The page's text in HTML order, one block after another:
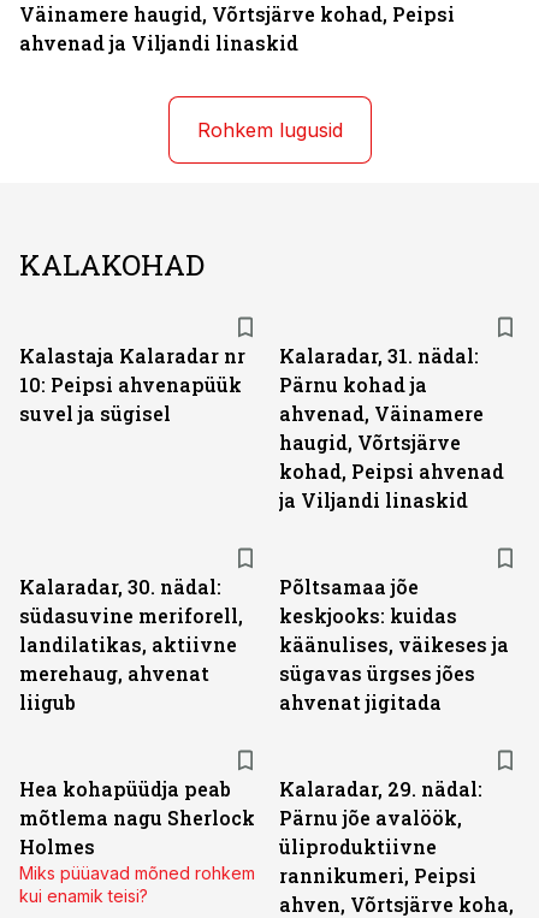
Väinamere haugid, Võrtsjärve kohad, Peipsi
ahvenad ja Viljandi linaskid
Rohkem lugusid
KALAKOHAD
Kalastaja Kalaradar nr
10: Peipsi ahvenapüük
suvel ja sügisel
Kalaradar, 31. nädal:
Pärnu kohad ja
ahvenad, Väinamere
haugid, Võrtsjärve
kohad, Peipsi ahvenad
ja Viljandi linaskid
Kalaradar, 30. nädal:
südasuvine meriforell,
landilatikas, aktiivne
merehaug, ahvenat
liigub
Põltsamaa jõe
keskjooks: kuidas
käänulises, väikeses ja
sügavas ürgses jões
ahvenat jigitada
Hea kohapüüdja peab
mõtlema nagu Sherlock
Holmes
Miks püüavad mõned rohkem
kui enamik teisi?
Kalaradar, 29. nädal:
Pärnu jõe avalöök,
üliproduktiivne
rannikumeri, Peipsi
ahven, Võrtsjärve koha,